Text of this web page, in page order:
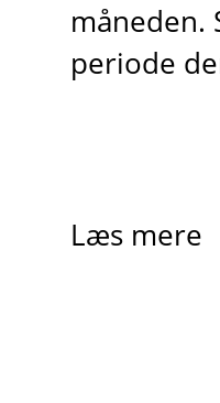
måneden.
periode
Læs mere